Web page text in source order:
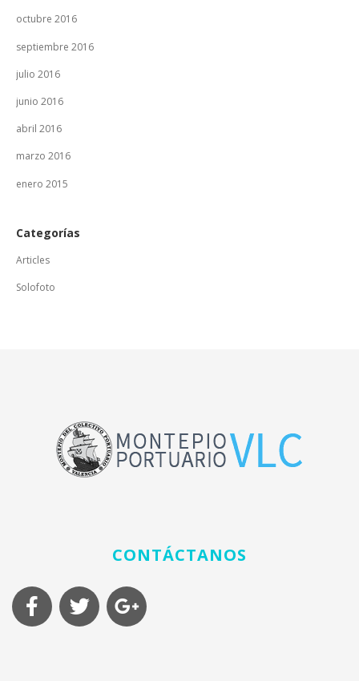
octubre 2016
septiembre 2016
julio 2016
junio 2016
abril 2016
marzo 2016
enero 2015
Categorías
Articles
Solofoto
CONTÁCTANOS